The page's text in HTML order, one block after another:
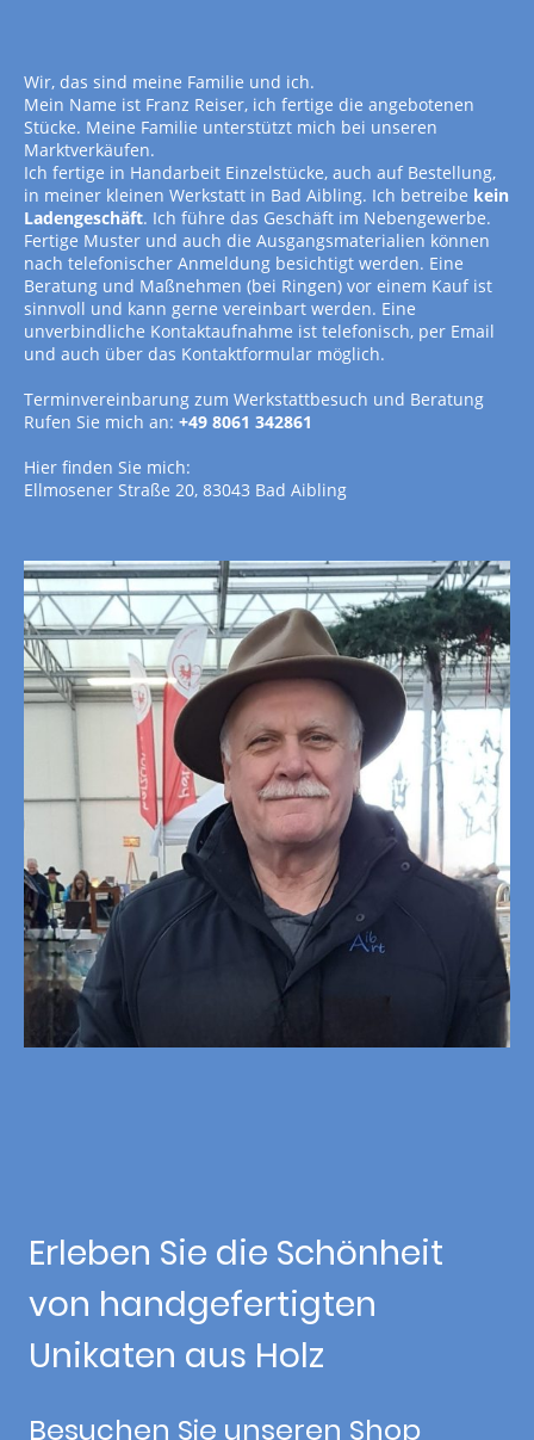
Wir, das sind meine Familie und ich.
Mein Name ist Franz Reiser, ich fertige die angebotenen
Stücke. Meine Familie unterstützt mich bei unseren
Marktverkäufen.
Ich fertige in Handarbeit Einzelstücke, auch auf Bestellung,
in meiner kleinen Werkstatt in Bad Aibling. Ich betreibe kein
Ladengeschäft. Ich führe das Geschäft im Nebengewerbe.
Fertige Muster und auch die Ausgangsmaterialien können
nach telefonischer Anmeldung besichtigt werden. Eine
Beratung und Maßnehmen (bei Ringen) vor einem Kauf ist
sinnvoll und kann gerne vereinbart werden. Eine
unverbindliche Kontaktaufnahme ist telefonisch, per Email
und auch über das Kontaktformular möglich.
Terminvereinbarung zum Werkstattbesuch und Beratung
Rufen Sie mich an: +49 8061 342861
Hier finden Sie mich:
Ellmosener Straße 20, 83043 Bad Aibling
Erleben Sie die Schönheit
von handgefertigten
Unikaten aus Holz
Besuchen Sie unseren Shop